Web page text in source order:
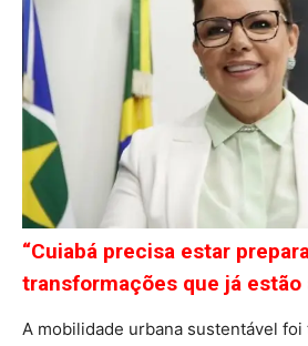
“Cuiabá precisa estar
transformações que já estão
A mobilidade urbana sustentável foi